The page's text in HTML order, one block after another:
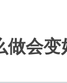
做会